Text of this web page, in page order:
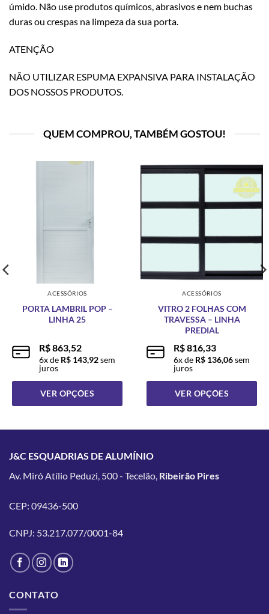
úmido. Não use produtos químicos, abrasivos e nem buchas
duras ou crespas na limpeza da sua porta.
ATENÇÃO
NÃO UTILIZAR ESPUMA EXPANSIVA PARA INSTALAÇÃO
DOS NOSSOS PRODUTOS.
QUEM COMPROU, TAMBÉM GOSTOU!
ACESSÓRIOS
PORTA LAMBRIL POP –
LINHA 25
R$863,52
6x de R$143,92sem
juros
VER OPÇÕES
variantes.
As
ser
na
do
ACESSÓRIOS
VITRO 2 FOLHAS COM
TRAVESSA – LINHA
PREDIAL
R$816,33
6x de R$136,06sem
juros
VER OPÇÕES
As
J&C ESQUADRIAS DE ALUMÍNIO
Av. Miró Atílio Peduzi, 500 - Tecelão, Ribeirão Pires
CEP: 09436-500
CNPJ: 53.217.077/0001-84
CONTATO